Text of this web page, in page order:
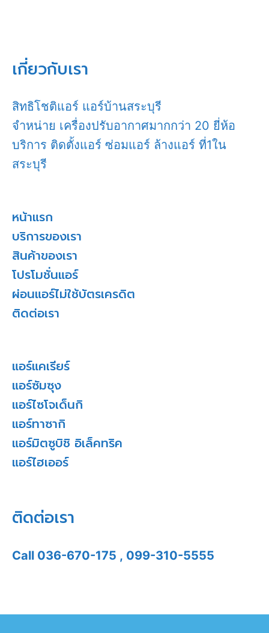
เกี่ยวกับเรา
สิทธิโชติแอร์ แอร์บ้านสระบุรี
จำหน่าย เครื่องปรับอากาศมากกว่า 20 ยี่ห้อ
บริการ ติดตั้งแอร์ ซ่อมแอร์ ล้างแอร์ ที่1ใน
สระบุรี
หน้าแรก
บริการของเรา
สินค้าของเรา
โปรโมชั่นแอร์
ผ่อนแอร์ไม่ใช้บัตรเครดิต
ติดต่อเรา
แอร์แคเรียร์
แอร์ซัมซุง
แอร์ไซโจเด็นกิ
แอร์ทาซากิ
แอร์มิตซูบิชิ อิเล็คทริค
แอร์ไฮเออร์
ติดต่อเรา
Call 036-670-175 , 099-310-5555